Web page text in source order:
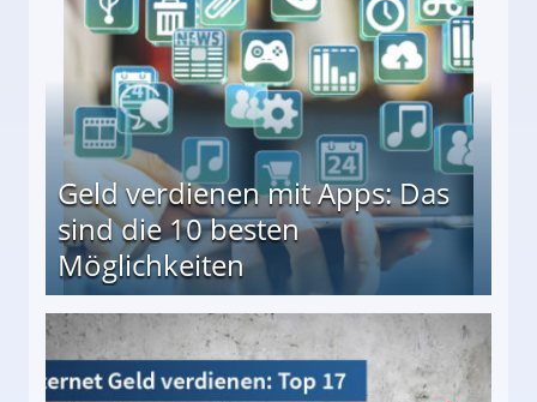
Geld verdienen mit Apps: Das
sind die 10 besten
Möglichkeiten
besten Möglichkeiten